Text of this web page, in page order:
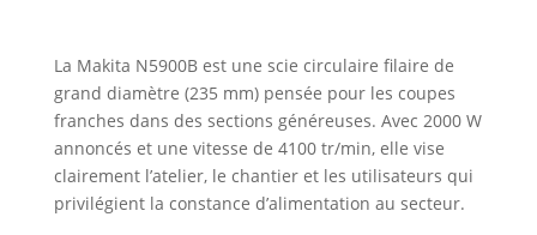
La Makita N5900B est une scie circulaire filaire de
grand diamètre (235 mm) pensée pour les coupes
franches dans des sections généreuses. Avec 2000 W
annoncés et une vitesse de 4100 tr/min, elle vise
clairement l’atelier, le chantier et les utilisateurs qui
privilégient la constance d’alimentation au secteur.